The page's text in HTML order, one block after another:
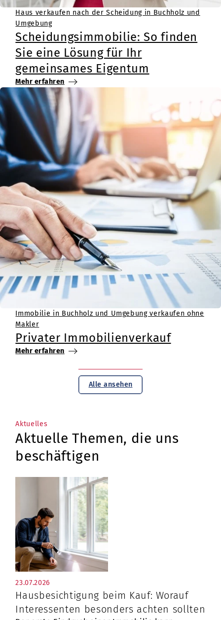
Haus verkaufen nach der Scheidung in Buchholz und
Umgebung
Scheidungsimmobilie: So finden
Sie eine Lösung für Ihr
gemeinsames Eigentum
Mehr erfahren
Immobilie in Buchholz und Umgebung verkaufen ohne
Makler
Privater Immobilienverkauf
Mehr erfahren
Alle ansehen
Aktuelles
Aktuelle Themen, die uns
beschäftigen
23.07.2026
Hausbesichtigung beim Kauf: Worauf
Interessenten besonders achten sollten